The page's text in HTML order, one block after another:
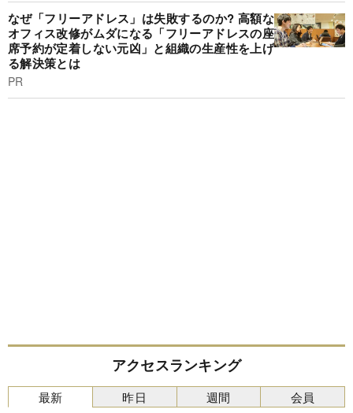
なぜ「フリーアドレス」は失敗するのか? 高額な
オフィス改修がムダになる「フリーアドレスの座
席予約が定着しない元凶」と組織の生産性を上げ
る解決策とは
PR
アクセスランキング
最新 昨日 週間 会員